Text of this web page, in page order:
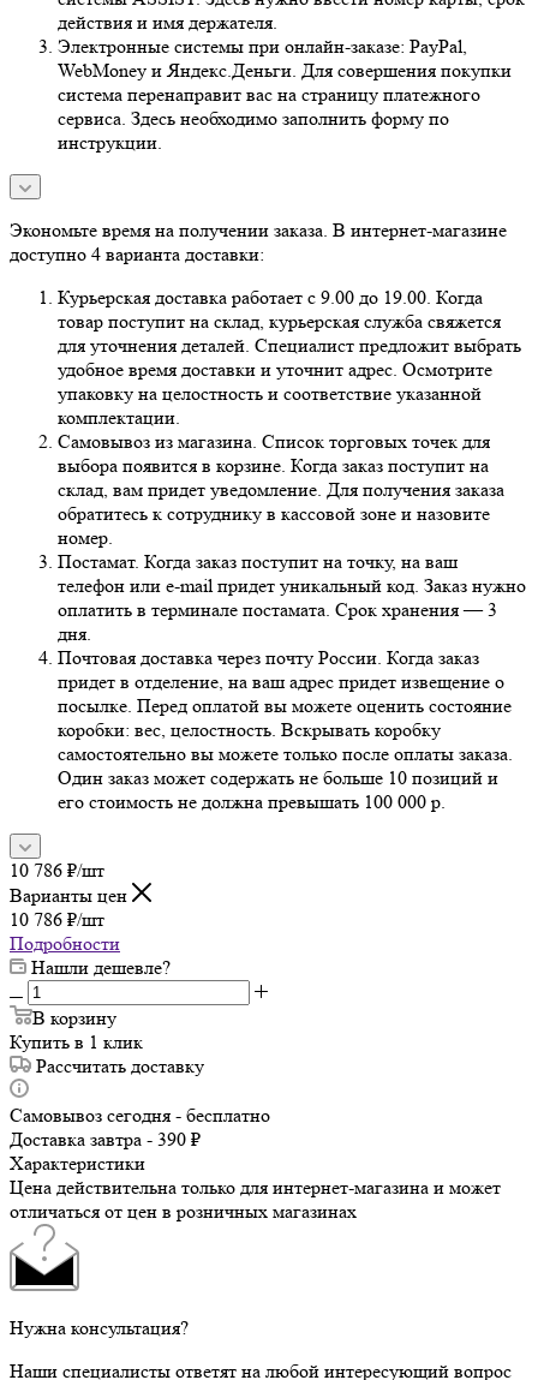
действия и имя держателя.
Электронные системы при онлайн-заказе: PayPal,
WebMoney и Яндекс.Деньги. Для совершения покупки
система перенаправит вас на страницу платежного
сервиса. Здесь необходимо заполнить форму по
инструкции.
Экономьте время на получении заказа. В интернет-магазине
доступно 4 варианта доставки:
Курьерская доставка работает с 9.00 до 19.00. Когда
товар поступит на склад, курьерская служба свяжется
для уточнения деталей. Специалист предложит выбрать
удобное время доставки и уточнит адрес. Осмотрите
упаковку на целостность и соответствие указанной
комплектации.
Самовывоз из магазина. Список торговых точек для
выбора появится в корзине. Когда заказ поступит на
склад, вам придет уведомление. Для получения заказа
обратитесь к сотруднику в кассовой зоне и назовите
номер.
Постамат. Когда заказ поступит на точку, на ваш
телефон или e-mail придет уникальный код. Заказ нужно
оплатить в терминале постамата. Срок хранения — 3
дня.
Почтовая доставка через почту России. Когда заказ
придет в отделение, на ваш адрес придет извещение о
посылке. Перед оплатой вы можете оценить состояние
коробки: вес, целостность. Вскрывать коробку
самостоятельно вы можете только после оплаты заказа.
Один заказ может содержать не больше 10 позиций и
его стоимость не должна превышать 100 000 р.
10 786 ₽/шт
Варианты цен
10 786 ₽/шт
Подробности
Нашли дешевле?
В корзину
Купить в 1 клик
Рассчитать доставку
Самовывоз сегодня - бесплатно
Доставка завтра - 390 ₽
Характеристики
Цена действительна только для интернет-магазина и может
отличаться от цен в розничных магазинах
Нужна консультация?
Наши специалисты ответят на любой интересующий вопрос